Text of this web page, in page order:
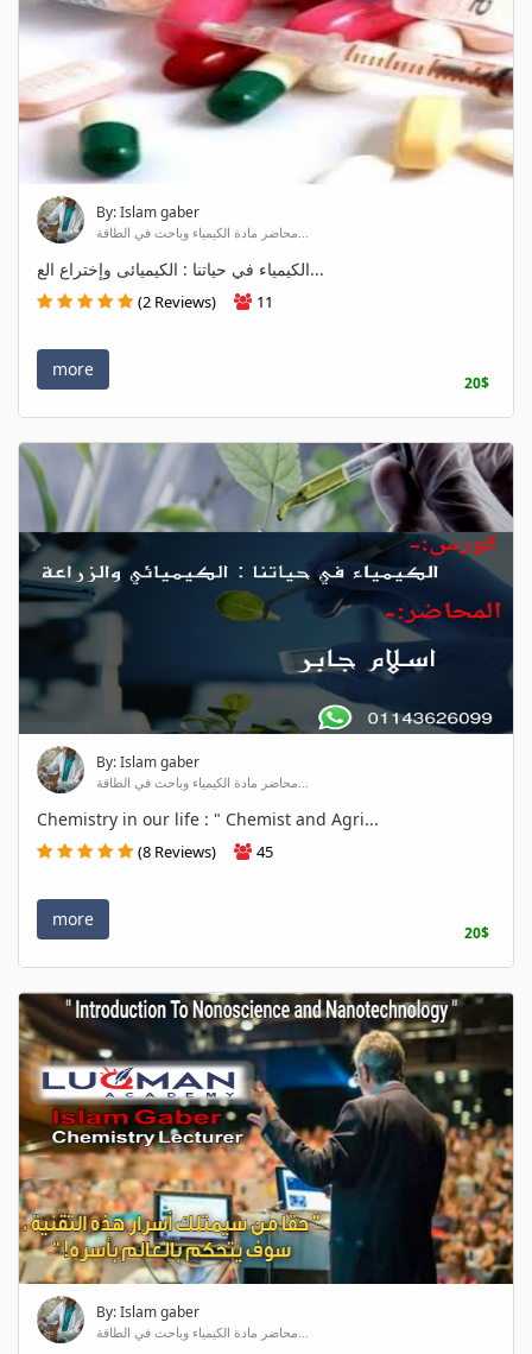
By: Islam gaber
محاضر مادة الكيمياء وباحث في الطاقة...
الكيمياء في حياتنا : الكيميائى وإختراع الع...
(2 Reviews) 11
more
20$
By: Islam gaber
محاضر مادة الكيمياء وباحث في الطاقة...
Chemistry in our life : " Chemist and Agri...
(8 Reviews) 45
more
20$
By: Islam gaber
محاضر مادة الكيمياء وباحث في الطاقة...